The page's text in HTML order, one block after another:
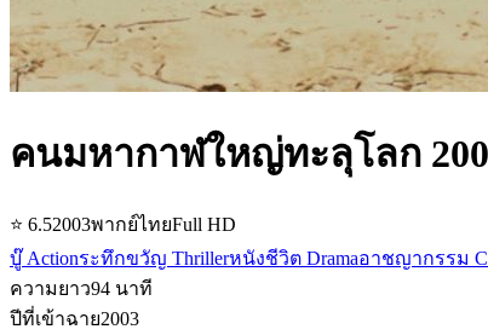
คนมหากาฬใหญ่ทะลุโลก
⭐ 6.52003พากย์ไทยFull HD
บู๊ Actionระทึกขวัญ Thrillerหนังชีวิต Dramaอาชญากรรม
ความยาว94 นาที
ปีที่เข้าฉาย2003